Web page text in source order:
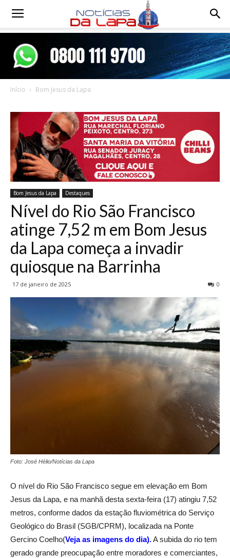
Notícias
Início Bom Jesus da Lapa
Bom Jesus da Lapa Destaques
Nível do Rio São Francisco
atinge 7,52 m em Bom Jesus
da Lapa começa a invadir
quiosque na Barrinha
17 de janeiro de 2025 0
Foto: José Hélio/Notícias da Lapa
O nível do Rio São Francisco segue em elevação em Bom
Jesus da Lapa, e na manhã desta sexta-feira (17) atingiu 7,52
metros, conforme dados da estação fluviométrica do Serviço
Geológico do Brasil (SGB/CPRM), localizada na Ponte
Gercino Coelho(Veja as imagens do dia).A subida do rio tem
gerado grande preocupação entre moradores e comerciantes,